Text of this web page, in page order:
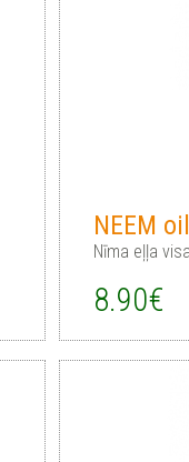
NEEM
Nīma eļļa
8.90€